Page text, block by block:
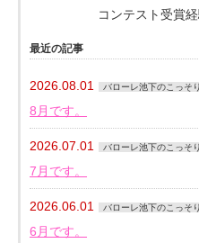
コンテスト受賞
最近の記事
2026.08.01 バローレ池下のこっそ
8月です。
2026.07.01 バローレ池下のこっそ
7月です。
2026.06.01 バローレ池下のこっそ
6月です。